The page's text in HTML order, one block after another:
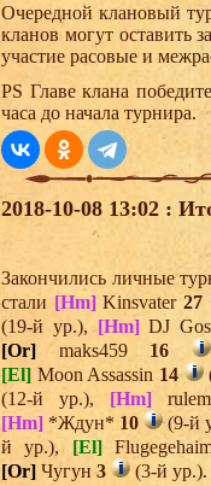
Очередной клановый
кланов могут оставить
участие расовые и
PS Главе клана
часа до начала турнира.
2018-10-08 13:02 :
Закончились личные
стали [Hm]Kinsvater 27
(19-й ур.), [Hm]DJ
[Or] maks459 16
[El] Moon Assassin 14
(12-й ур.), [Hm]
[Hm] *Ждун* 10 (9-й
й ур.), [El]
[Or] Чугун 3
(3-й ур.).